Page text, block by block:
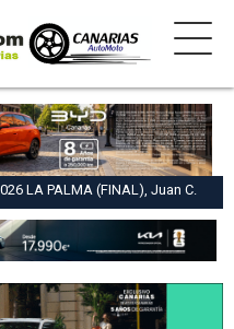
LA PALMA (FINAL), Juan C.
suya la victoria en la 47 Subida